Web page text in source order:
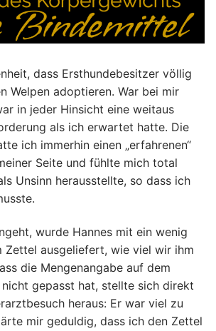
dass Ersthundebesitzer völlig
Welpen adoptieren. War bei mir
in jeder Hinsicht eine weitaus
als ich erwartet hatte. Die
ich immerhin einen „erfahrenen“
Seite und fühlte mich total
Unsinn herausstellte, so dass ich
wurde Hannes mit ein wenig
Zettel ausgeliefert, wie viel wir ihm
die Mengenangabe auf dem
gepasst hat, stellte sich direkt
heraus: Er war viel zu
mir geduldig, dass ich den Zettel